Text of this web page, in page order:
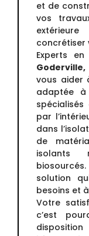
et de
vos
concrétiser
Experts en
Goderville,
vous aider
adaptée à
par
dans
de
isolants
solution
besoins et
Votre
c’est